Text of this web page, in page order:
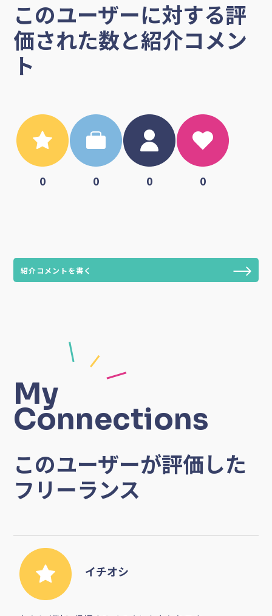
このユーザーに対する評
価された数と紹介コメン
ト
0 0 0 0
紹介コメントを書く
My
Connections
このユーザーが評価した
フリーランス
イチオシ